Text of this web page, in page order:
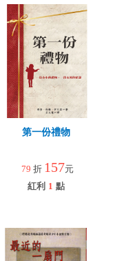
第一份禮物
79 折 157元
紅利 1 點